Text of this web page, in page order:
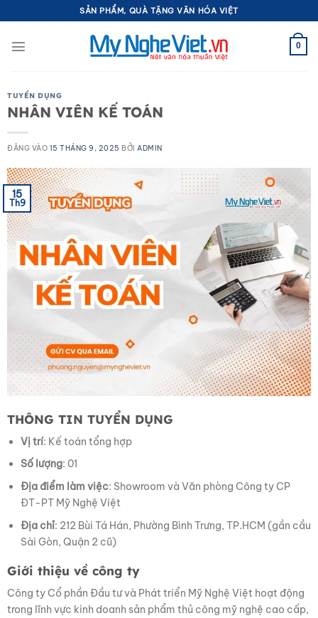
qua
nội
SẢN PHẨM, QUÀ TẶNG VĂN HÓA VIỆT
0
TUYỂN DỤNG
NHÂN VIÊN KẾ TOÁN
ĐĂNG VÀO 15 THÁNG 9, 2025 BỞIADMIN
15
Th9
THÔNG TIN TUYỂN DỤNG
Vị trí: Kế toán tổng hợp
Số lượng: 01
Địa điểm làm việc: Showroom và Văn phòng Công ty CP
ĐT-PT Mỹ Nghệ Việt
Địa chỉ: 212 Bùi Tá Hán, Phường Bình Trưng, TP.HCM (gần cầu
Sài Gòn, Quận 2 cũ)
Giới thiệu về công ty
Công ty Cổ phần Đầu tư và Phát triển Mỹ Nghệ Việt hoạt động
trong lĩnh vực kinh doanh sản phẩm thủ công mỹ nghệ cao cấp,